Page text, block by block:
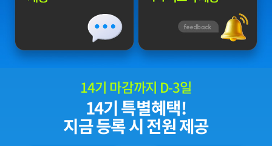
14기 마감까지 D-3일
14기 특별혜택!
지금 등록 시 전원 제공